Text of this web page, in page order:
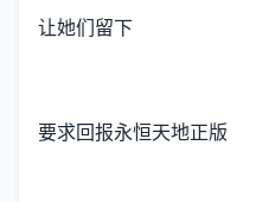
让她们留下
要求回报永恒天地正版